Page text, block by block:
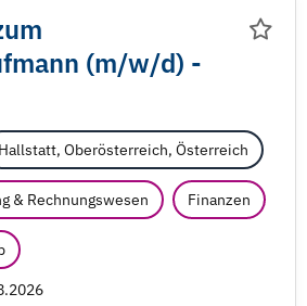
(m/w/d) -
Hallstatt, Oberösterreich, Österreich
& Rechnungswesen Finanzen